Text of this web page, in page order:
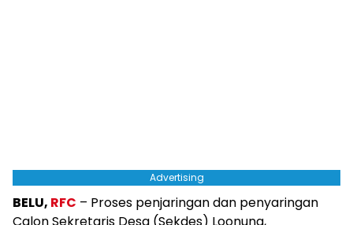
Advertising
BELU, RFC – Proses penjaringan dan penyaringan